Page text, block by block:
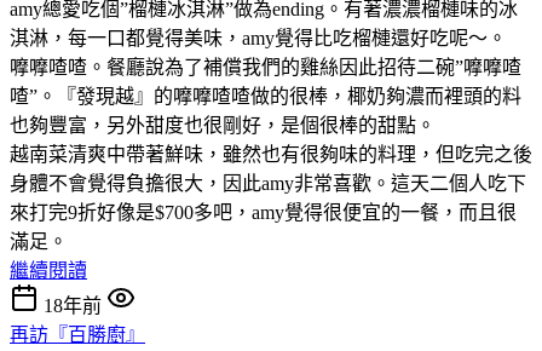
amy總愛吃個”榴槤冰淇淋”做為ending。有著濃濃榴槤味的冰
淇淋，每一口都覺得美味，amy覺得比吃榴槤還好吃呢～。
嚤嚤喳喳。餐廳說為了補償我們的雞絲因此招待二碗”嚤嚤喳
喳”。『發現越』的嚤嚤喳喳做的很棒，椰奶夠濃而裡頭的料
也夠豐富，另外甜度也很剛好，是個很棒的甜點。
越南菜清爽中帶著鮮味，雖然也有很夠味的料理，但吃完之後
身體不會覺得負擔很大，因此amy非常喜歡。這天二個人吃下
來打完9折好像是$700多吧，amy覺得很便宜的一餐，而且很
滿足。
繼續閱讀
18年前
再訪『百勝廚』